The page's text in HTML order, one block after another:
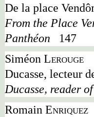
De la place
From the Place
Panthéon
147
Siméon Lerouge
Ducasse, lecteur
Ducasse, reader
Romain Enriquez